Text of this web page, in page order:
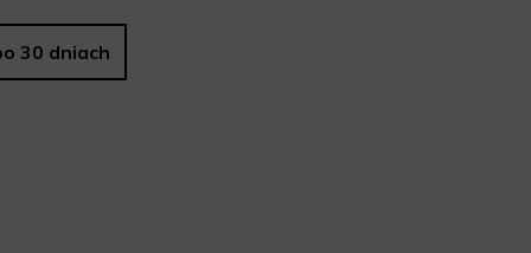
30 dniach